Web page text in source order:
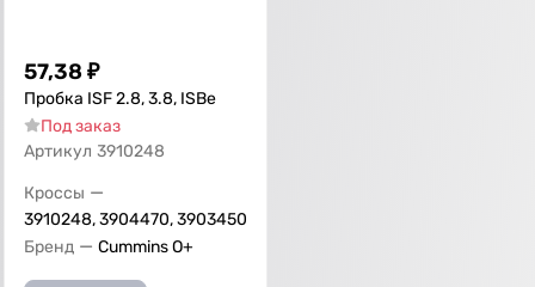
57,38 ₽
Пробка ISF 2.8, 3.8, ISBe
Под заказ
Артикул 3910248
Кроссы —
3910248, 3904470, 3903450
Бренд — Cummins O+